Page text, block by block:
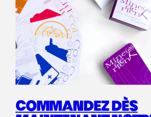
COMMANDEZ DÈS